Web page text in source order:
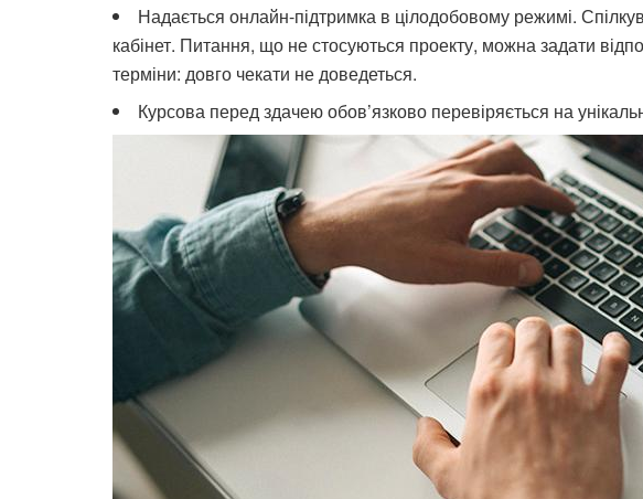
Надається онлайн-підтримка в цілодобовому режимі.
кабінет. Питання, що не стосуються проекту, можна задати
терміни: довго чекати не доведеться.
Курсова перед здачею обов’язково перевіряється на